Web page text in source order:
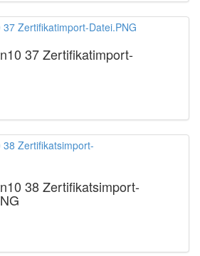
37 Zertifikatimport-
38 Zertifikatsimport-